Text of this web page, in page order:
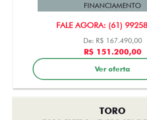
FALE AGORA: (61)
FINANCIAMENTO